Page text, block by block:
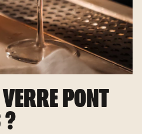
PONT
?